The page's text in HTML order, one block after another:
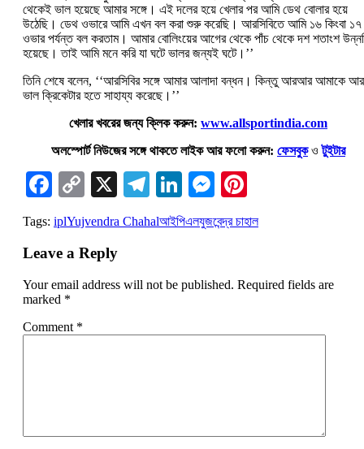
থেকেই ভাল হয়েছে আমার সঙ্গে। এই দলের হয়ে খেলার পর আমি ডেথ বোলার হয়ে
উঠেছি। ডেথ ওভারে আমি এখন বল করা শুরু করেছি। আরসিবিতে আমি ১৬ কিংবা ১৭
ওভার পর্যন্ত বল করতাম। আমার বোলিংয়ের আগের থেকে পাঁচ থেকে দশ শতাংশ
হয়েছে। তাই আমি মনে করি যা ঘটে ভালর জন্যই ঘটে।’’
তিনি শেষে বলেন, ‘‘আরসিবির সঙ্গে আমার আলাদা বন্ধন। কিন্তু আরআর আমাকে
ভাল ক্রিকেটার হতে সাহায্য করেছে।’’
খেলার খবরের জন্য ক্লিক করুন: www.allsportindia.com
অলস্পোর্ট নিউজের সঙ্গে থাকতে লাইক আর ফলো করুন: ফেসবুকওটুইটার
Facebook
Copy
Link
X Telegram
LinkedIn
Messenger
Tags: iplYujvendra Chahalআইপিএলযুজবেন্দ্র চাহাল
Leave a Reply
Your email address will not be published. Required fields are
marked *
Comment *